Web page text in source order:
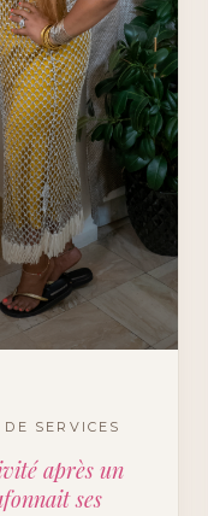
SERVICES
après un
ses